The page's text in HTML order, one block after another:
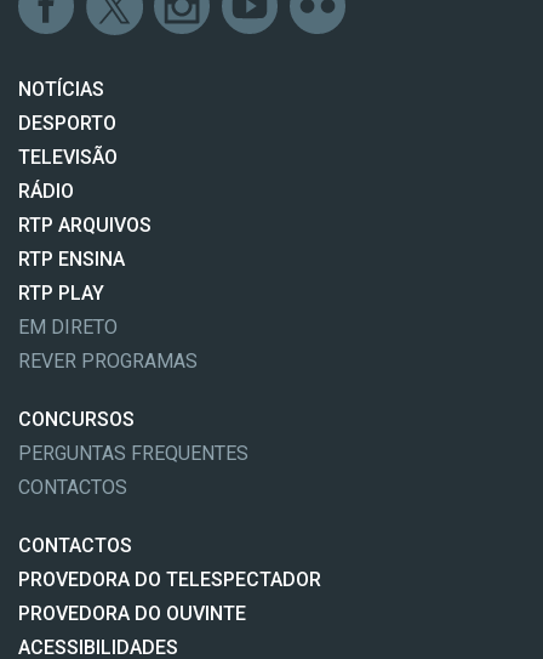
NOTÍCIAS
DESPORTO
TELEVISÃO
RÁDIO
RTP ARQUIVOS
RTP ENSINA
RTP PLAY
EM DIRETO
REVER PROGRAMAS
CONCURSOS
PERGUNTAS FREQUENTES
CONTACTOS
CONTACTOS
PROVEDORA DO TELESPECTADOR
PROVEDORA DO OUVINTE
ACESSIBILIDADES